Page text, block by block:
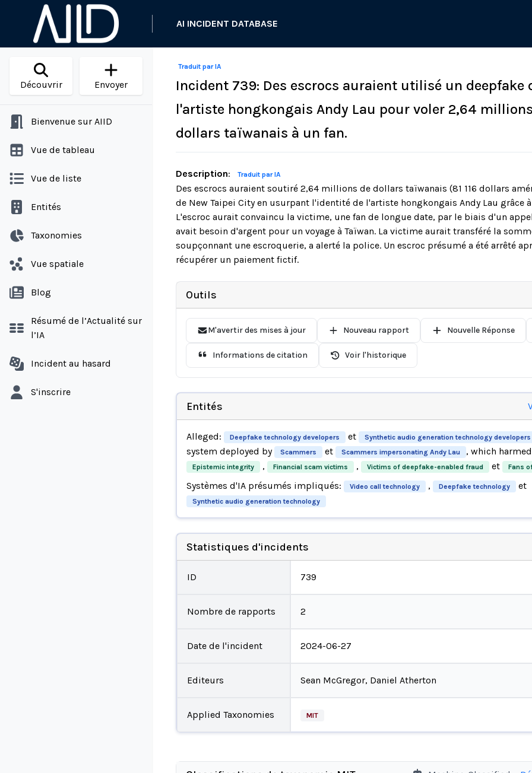
AI INCIDENT DATABASE
Découvrir Envoyer
Bienvenue sur AIID
Vue de tableau
Vue de liste
Entités
Taxonomies
Vue spatiale
Blog
Résumé de l’Actualité sur
l’IA
Incident au hasard
S'inscrire
Traduit par IA
Incident 739: Des escrocs auraient utilisé un deepfake
l'artiste hongkongais Andy Lau pour voler 2,64
dollars taïwanais à un fan.
Description: Traduit par IA
Des escrocs auraient soutiré 2,64 millions de dollars taïwanais (81 116 dollars
de New Taipei City en usurpant l'identité de l'artiste hongkongais Andy Lau grâce
L'escroc aurait convaincu la victime, une fan de longue date, par le biais d'un
avait besoin d'argent pour un voyage à Taïwan. La victime aurait transféré la
soupçonnant une escroquerie, a alerté la police. Un escroc présumé a été arrêté
récupérer un paiement fictif.
Outils
M'avertir des mises à jour Nouveau rapport Nouvelle Réponse
Informations de citation Voir l'historique
Entités
Alleged: Deepfake technology developers et Synthetic audio generation technology developers
system deployed by
Scammers et Scammers impersonating Andy Lau , which harmed
Epistemic integrity , Financial scam victims , Victims of deepfake-enabled fraud et Fans
Systèmes d'IA présumés impliqués:
Video call technology , Deepfake technology et
Synthetic audio generation technology
Statistiques d'incidents
ID 739
Nombre de rapports 2
Date de l'incident 2024-06-27
Editeurs Sean McGregor, Daniel Atherton
Applied Taxonomies MIT